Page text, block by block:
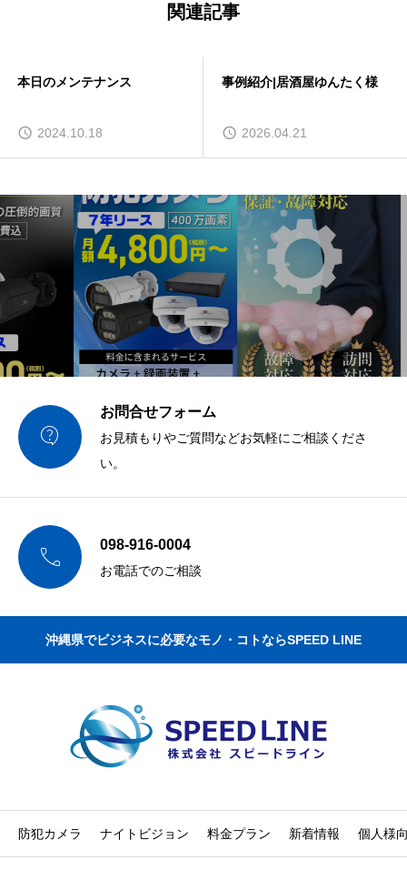
関連記事
本日のメンテナンス
2024.10.18
事例紹介|居酒屋ゆんたく様
2026.04.21

お問合せフォーム
お見積もりやご質問などお気軽にご相談くださ
い。
 098-916-0004
お電話でのご相談
沖縄県でビジネスに必要なモノ・コトならSPEED LINE
防犯カメラ ナイトビジョン 料金プラン 新着情報 個人様